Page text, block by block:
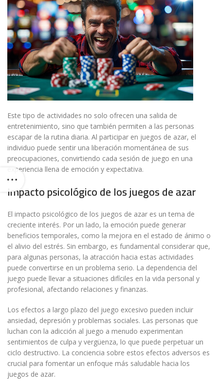
Este tipo de actividades no solo ofrecen una salida de
entretenimiento, sino que también permiten a las personas
escapar de la rutina diaria. Al participar en juegos de azar, el
individuo puede sentir una liberación momentánea de sus
preocupaciones, convirtiendo cada sesión de juego en una
experiencia llena de emoción y expectativa.
Impacto psicológico de los juegos de azar
El impacto psicológico de los juegos de azar es un tema de
creciente interés. Por un lado, la emoción puede generar
beneficios temporales, como la mejora en el estado de ánimo o
el alivio del estrés. Sin embargo, es fundamental considerar que,
para algunas personas, la atracción hacia estas actividades
puede convertirse en un problema serio. La dependencia del
juego puede llevar a situaciones difíciles en la vida personal y
profesional, afectando relaciones y finanzas.
Los efectos a largo plazo del juego excesivo pueden incluir
ansiedad, depresión y problemas sociales. Las personas que
luchan con la adicción al juego a menudo experimentan
sentimientos de culpa y vergüenza, lo que puede perpetuar un
ciclo destructivo. La conciencia sobre estos efectos adversos es
crucial para fomentar un enfoque más saludable hacia los
juegos de azar.